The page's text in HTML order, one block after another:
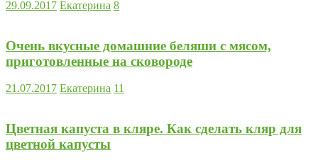
29.09.2017 Екатерина 8
Очень вкусные домашние беляши с мясом,
приготовленные на сковороде
21.07.2017 Екатерина 11
Цветная капуста в кляре. Как сделать кляр для
цветной капусты